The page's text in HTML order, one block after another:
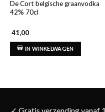
De Cort belgische graanvodka
42% 70cl
41,00
IN WINKELWAGEN